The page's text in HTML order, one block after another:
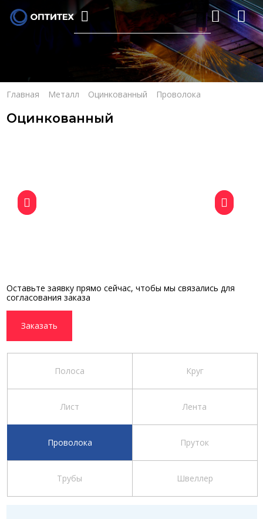
Главная Металл Оцинкованный Проволока
Оцинкованный
Оставьте заявку прямо сейчас, чтобы мы связались для
согласования заказа
Заказать
Полоса Круг
Лист Лента
Проволока Пруток
Трубы Швеллер